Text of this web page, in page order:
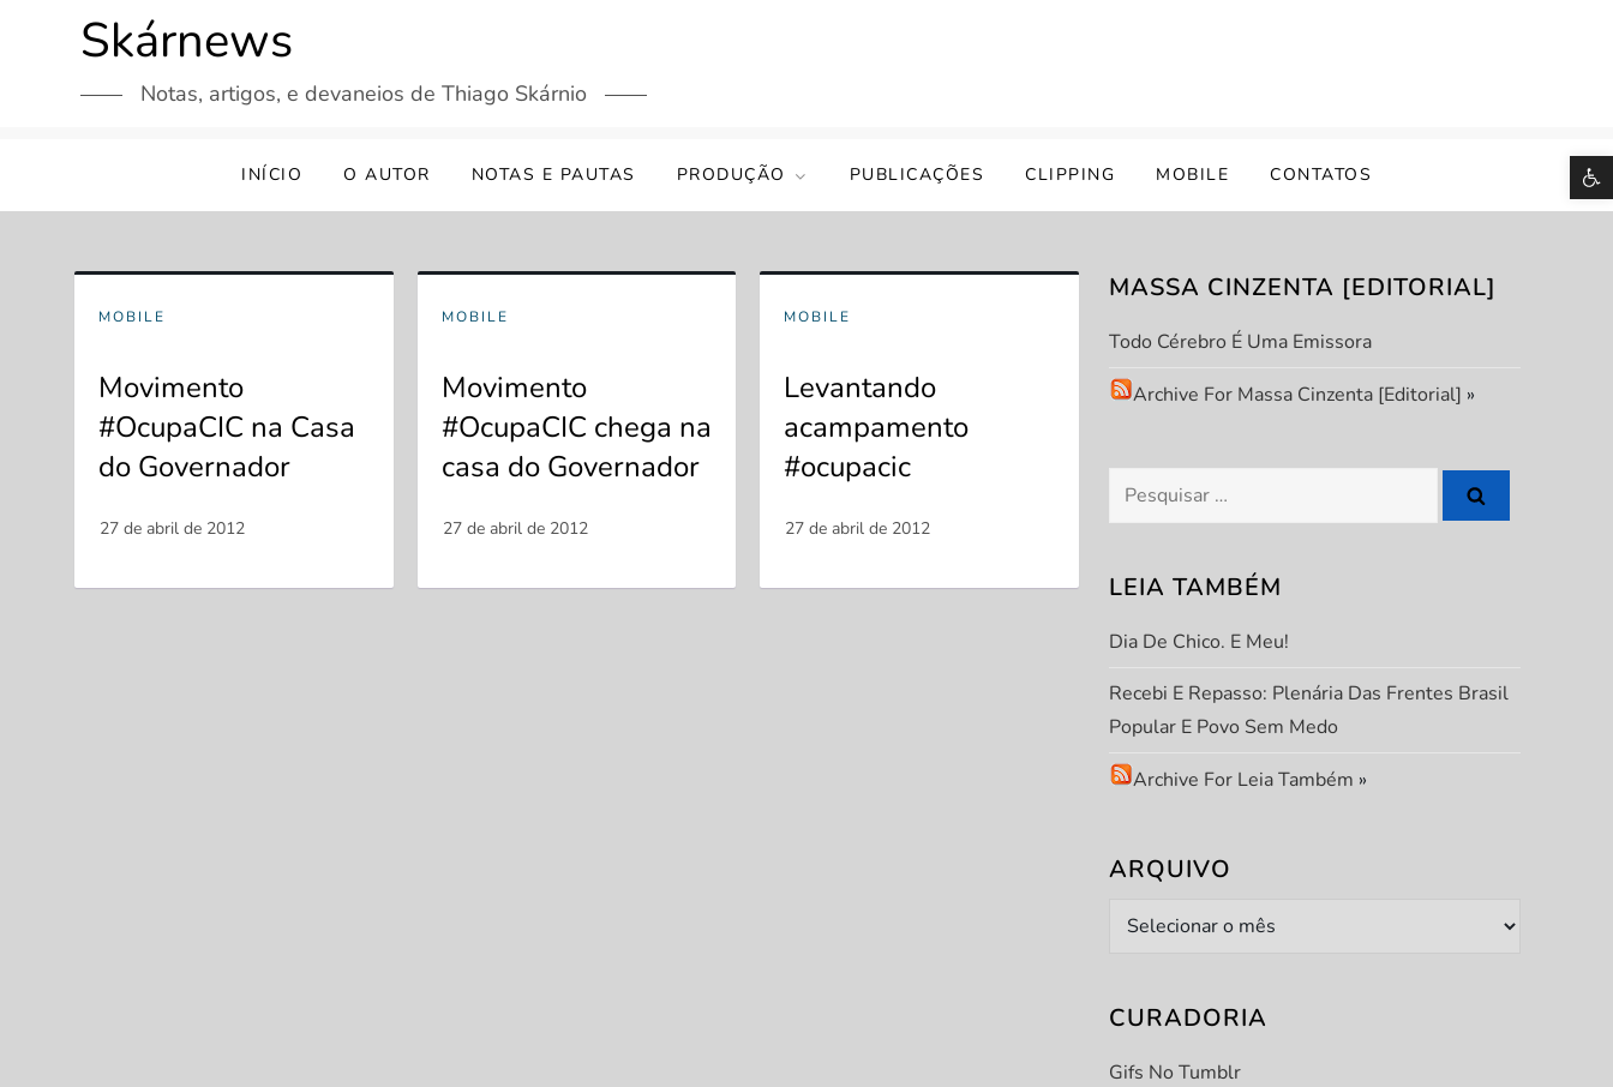
Skárnews
Notas, artigos, e devaneios de Thiago Skárnio
INÍCIO O AUTOR NOTAS E PAUTAS PRODUÇÃO PUBLICAÇÕES CLIPPING MOBILE CONTATOS
MOBILE
Movimento
#OcupaCIC na Casa
do Governador
MOBILE
Movimento
#OcupaCIC chega na
casa do Governador
MOBILE
Levantando
acampamento
#ocupacic
MASSA CINZENTA [EDITORIAL]
Todo Cérebro É Uma Emissora
Archive For Massa Cinzenta [Editorial] »
Pesquisar
por:
LEIA TAMBÉM
Dia De Chico. E Meu!
Recebi E Repasso: Plenária Das Frentes Brasil
Popular E Povo Sem Medo
Archive For Leia Também »
ARQUIVO
Arquivo
CURADORIA
Gifs No Tumblr